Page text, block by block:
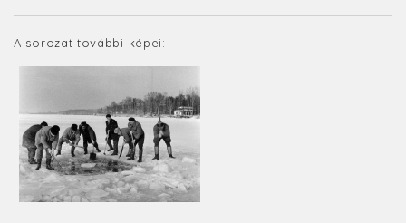
A sorozat további képei: